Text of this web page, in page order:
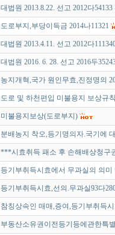
대법원 2013.8.22. 선고 2012다
도로부지,부당이득금 2014나11321
대법원 2013.4.11. 선고 2012다
대법원 2016. 6. 28. 선고 2016두
농지개혁,국가 원인무효,진정명의
도로 및 하천편입 미불용지 보상규
미불용지보상(도로부지)
분배농지 착오,등기명의자.국기에
***시효취득 패소 후 손해배상청구
등기부취득시효에서 무과실의 의미
등기부취득시효,선의.무과실93다
참칭상속인 매매,증여,등기부취득
부동산소유권이전등기등에관한특